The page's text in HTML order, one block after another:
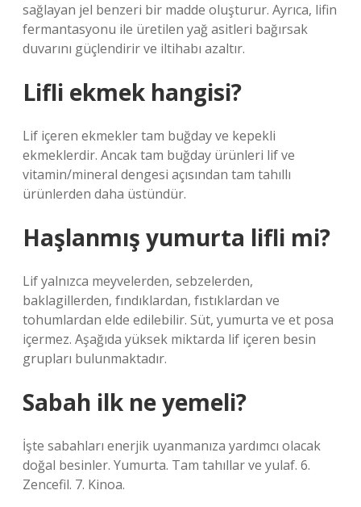
sağlayan jel benzeri bir madde oluşturur. Ayrıca, lifin
fermantasyonu ile üretilen yağ asitleri bağırsak
duvarını güçlendirir ve iltihabı azaltır.
Lifli ekmek hangisi?
Lif içeren ekmekler tam buğday ve kepekli
ekmeklerdir. Ancak tam buğday ürünleri lif ve
vitamin/mineral dengesi açısından tam tahıllı
ürünlerden daha üstündür.
Haşlanmış yumurta lifli mi?
Lif yalnızca meyvelerden, sebzelerden,
baklagillerden, fındıklardan, fıstıklardan ve
tohumlardan elde edilebilir. Süt, yumurta ve et posa
içermez. Aşağıda yüksek miktarda lif içeren besin
grupları bulunmaktadır.
Sabah ilk ne yemeli?
İşte sabahları enerjik uyanmanıza yardımcı olacak
doğal besinler. Yumurta. Tam tahıllar ve yulaf. 6.
Zencefil. 7. Kinoa.